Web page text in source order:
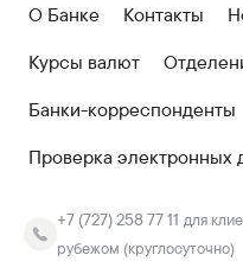
О Банке Контакты
Курсы валют
Банки-корреспонденты
Проверка электронных
+7 (727) 258 77 11 для
рубежом (круглосуточно)